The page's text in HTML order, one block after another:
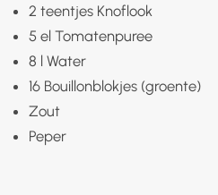
2 teentjes Knoflook
5 el Tomatenpuree
8 l Water
16 Bouillonblokjes (groente)
Zout
Peper